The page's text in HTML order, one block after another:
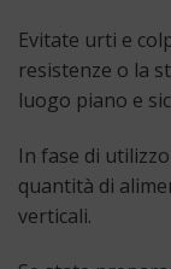
Evitate urti e
resistenze o la
luogo piano e
In fase di
quantità di
verticali.